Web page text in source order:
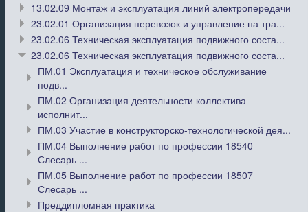
13.02.09 Монтаж и эксплуатация линий электропередачи
23.02.01 Организация перевозок и управление на тра...
23.02.06 Техническая эксплуатация подвижного соста...
23.02.06 Техническая эксплуатация подвижного соста...
ПМ.01 Эксплуатация и техническое обслуживание
подв...
ПМ.02 Организация деятельности коллектива
исполнит...
ПМ.03 Участие в конструкторско-технологической дея...
ПМ.04 Выполнение работ по профессии 18540
Слесарь ...
ПМ.05 Выполнение работ по профессии 18507
Слесарь ...
Преддипломная практика